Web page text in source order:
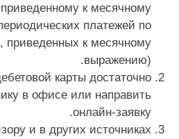
к месячному
платежей по
к месячному
выражению).
карты достаточно
в офисе или направить
онлайн-заявку.
и в других источниках